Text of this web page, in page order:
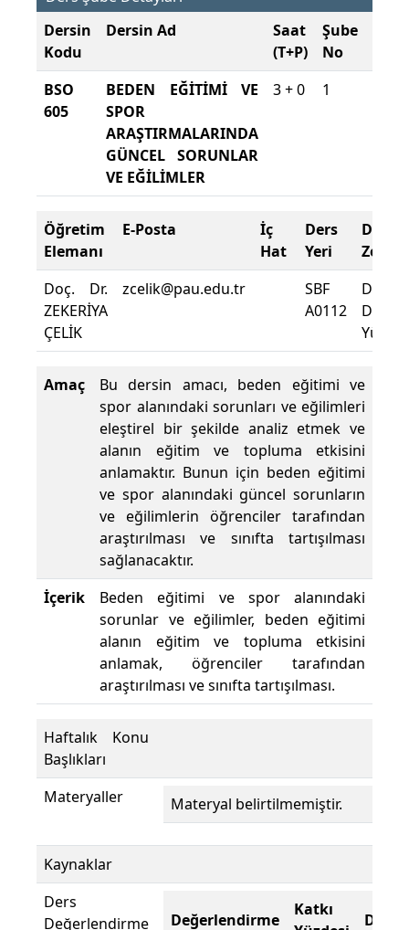
Dersin
Kodu
Dersin Ad
Saat
(T+P)
Şube
No
BSO
605
BEDEN EĞİTİMİ VE
SPOR
ARAŞTIRMALARINDA
GÜNCEL SORUNLAR
VE EĞİLİMLER
3 + 0 1
Öğretim
Elemanı
E-Posta
İç
Hat
Ders
Yeri
Doç. Dr.
ZEKERİYA
ÇELİK
zcelik@pau.edu.tr
SBF
A0112
Dersin
Devam
Amaç
Bu dersin amacı, beden eğitimi ve
spor alanındaki sorunları ve eğilimleri
eleştirel bir şekilde analiz etmek ve
alanın eğitim ve topluma etkisini
anlamaktır. Bunun için beden eğitimi
ve spor alanındaki güncel sorunların
ve eğilimlerin öğrenciler tarafından
araştırılması ve sınıfta tartışılması
sağlanacaktır.
İçerik
Beden eğitimi ve spor alanındaki
sorunlar ve eğilimler, beden eğitimi
alanın eğitim ve topluma etkisini
anlamak, öğrenciler tarafından
araştırılması ve sınıfta tartışılması.
Haftalık Konu
Başlıkları
Materyaller
Materyal belirtilmemiştir.
Kaynaklar
Ders
Değerlendirme
Değerlendirme
Katkı